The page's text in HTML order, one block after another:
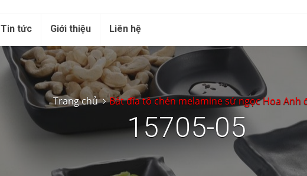
Tin tức Giới thiệu Liên hệ
Trang chủ Bát đĩa tô chén melamine sứ ngọc Hoa Anh
15705-05